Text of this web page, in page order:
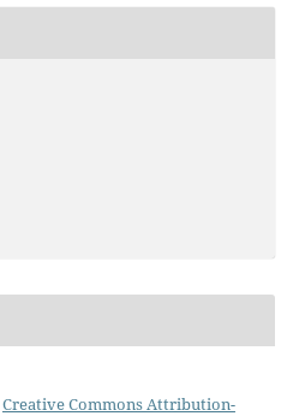
Creative Commons Attribution-